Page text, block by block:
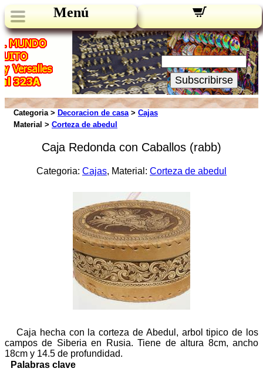
Menú
Novedades:
Su Email:
Subscribirse
Categoria > Decoracion de casa> Cajas
Material > Corteza de abedul
Caja Redonda con Caballos (rabb)
Categoria: Cajas, Material: Corteza de abedul
Caja hecha con la corteza de Abedul, arbol tipico de los
campos de Siberia en Rusia. Tiene de altura 8cm, ancho
18cm y 14.5 de profundidad.
Palabras clave